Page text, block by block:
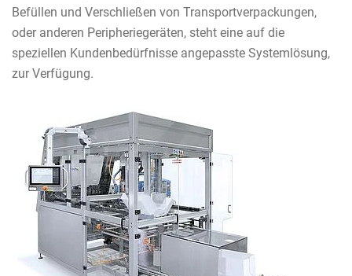
Befüllen und Verschließen von Transportverpackungen,
oder anderen Peripheriegeräten, steht eine auf die
speziellen Kundenbedürfnisse angepasste Systemlösung,
zur Verfügung.